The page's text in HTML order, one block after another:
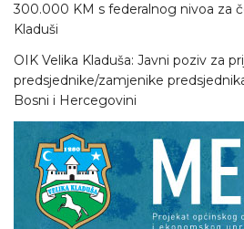
300.000 KM s federalnog nivoa za
Kladuši
OIK Velika Kladuša: Javni poziv za
predsjednike/zamjenike
Bosni i Hercegovini